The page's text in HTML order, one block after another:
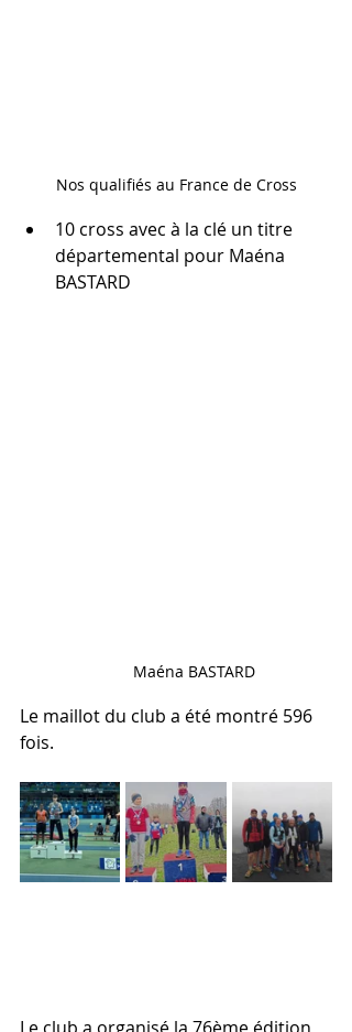
Nos qualifiés au France de Cross
10 cross avec à la clé un titre
départemental pour Maéna
BASTARD
Maéna BASTARD
Le maillot du club a été montré 596
fois.